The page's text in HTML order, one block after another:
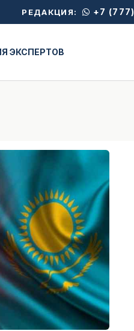
РЕДАКЦИЯ: +7
ЭКСПЕРТОВ